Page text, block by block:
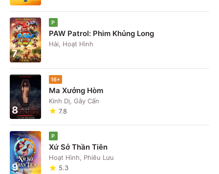
7
P
PAW Patrol: Phim Khủng Long
Hài, Hoạt Hình
8
16+
Ma Xưởng Hòm
Kinh Dị, Gây Cấn
7.8
9
P
Xứ Sở Thần Tiên
Hoạt Hình, Phiêu Lưu
5.3